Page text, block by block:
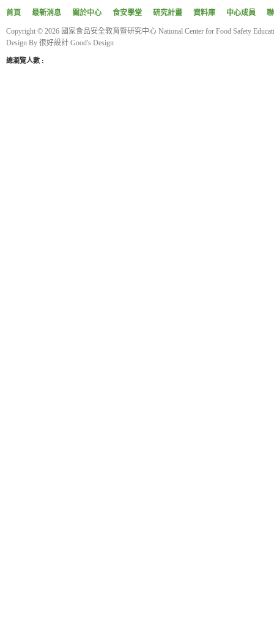
首頁 最新消息 關於中心 食安學堂 研究計畫 資料庫 中心成員
Copyright © 2026 國家食品安全教育暨研究中心 National Center for Food Safety
Design By 很好設計 Good's Design
總瀏覽人數 :